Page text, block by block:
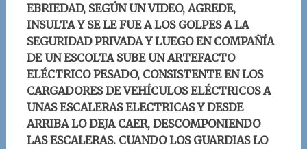
EBRIEDAD, SEGÚN UN VIDEO, AGREDE,
INSULTA Y SE LE FUE A LOS GOLPES A LA
SEGURIDAD PRIVADA Y LUEGO EN COMPAÑÍA
DE UN ESCOLTA SUBE UN ARTEFACTO
ELÉCTRICO PESADO, CONSISTENTE EN LOS
CARGADORES DE VEHÍCULOS ELÉCTRICOS A
UNAS ESCALERAS ELECTRICAS Y DESDE
ARRIBA LO DEJA CAER, DESCOMPONIENDO
LAS ESCALERAS. CUANDO LOS GUARDIAS LO